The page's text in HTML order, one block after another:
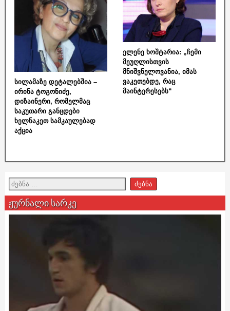
სილამაზე დეტალებშია –
ირინა ტოგონიძე,
დიზაინერი, რომელმაც
საკუთარი განცდები
ხელნაკეთ სამკაულებად
აქცია
ელენე ხოშტარია: „ჩემი
მეუღლისთვის
მნიშვნელოვანია, იმას
ვაკეთებდე, რაც
მაინტერესებს“
ჟურნალი სარკე